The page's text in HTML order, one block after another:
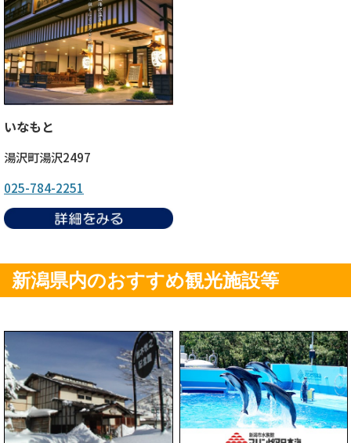
いなもと
湯沢町湯沢2497
025-784-2251
新潟県内のおすすめ観光施設等